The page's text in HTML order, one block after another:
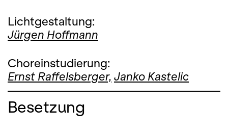
Lichtgestaltung:
Jürgen Hoffmann
Choreinstudierung:
Ernst Raffelsberger, Janko Kastelic
Besetzung